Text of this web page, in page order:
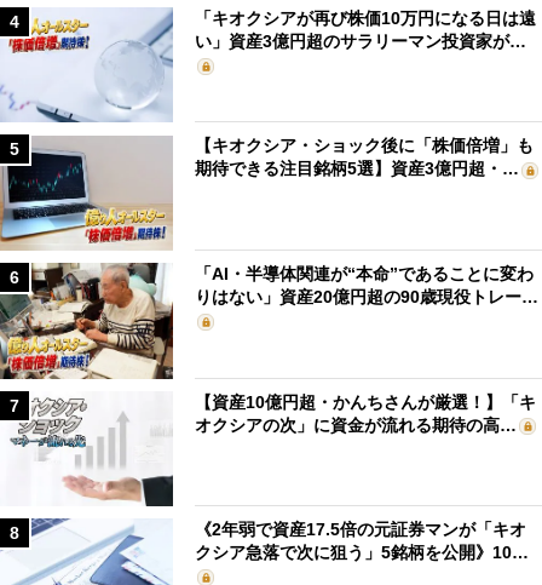
4
「キオクシアが再び株価10万円になる日は遠
い」資産3億円超のサラリーマン投資家が…
5
【キオクシア・ショック後に「株価倍増」も
期待できる注目銘柄5選】資産3億円超・…
6
「AI・半導体関連が“本命”であることに変わ
りはない」資産20億円超の90歳現役トレー…
7
【資産10億円超・かんちさんが厳選！】「キ
オクシアの次」に資金が流れる期待の高…
8
《2年弱で資産17.5倍の元証券マンが「キオ
クシア急落で次に狙う」5銘柄を公開》10…